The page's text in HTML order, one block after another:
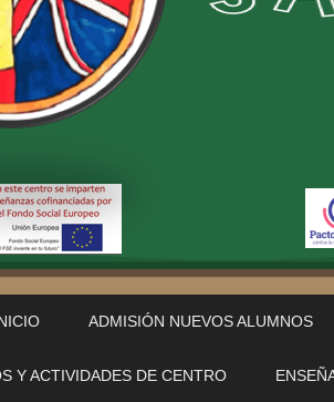
ADMISIÓN NUEVOS ALUMNOS
Y ACTIVIDADES DE CENTRO